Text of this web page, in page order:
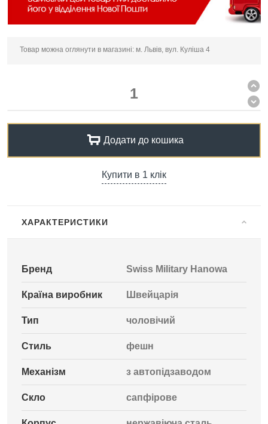
Товар можна оглянути в магазині: м. Львів, вул. Куліша 4
Додати до кошика
Купити в 1 клік
ХАРАКТЕРИСТИКИ
Бренд Swiss Military Hanowa
Країна виробник Швейцарія
Тип чоловічий
Стиль фешн
Механізм з автопідзаводом
Скло сапфірове